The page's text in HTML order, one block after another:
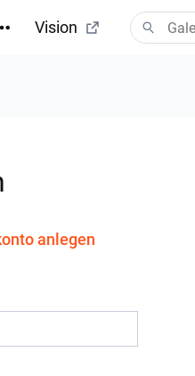
Vision
anlegen